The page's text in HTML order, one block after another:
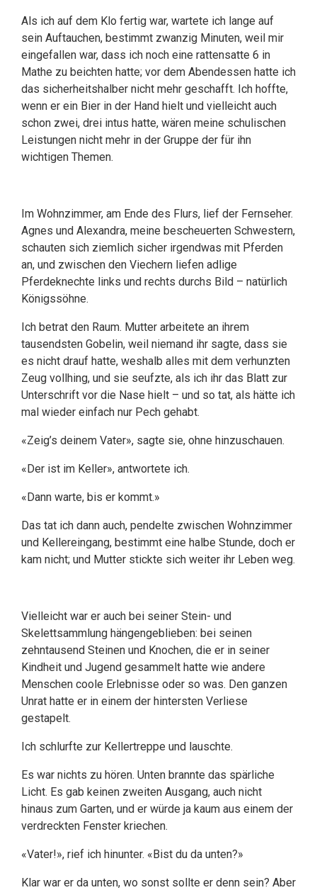
Als ich auf dem Klo fertig war, wartete ich lange auf
sein Auftauchen, bestimmt zwanzig Minuten, weil mir
eingefallen war, dass ich noch eine rattensatte 6 in
Mathe zu beichten hatte; vor dem Abendessen hatte ich
das sicherheitshalber nicht mehr geschafft. Ich hoffte,
wenn er ein Bier in der Hand hielt und vielleicht auch
schon zwei, drei intus hatte, wären meine schulischen
Leistungen nicht mehr in der Gruppe der für ihn
wichtigen Themen.
Im Wohnzimmer, am Ende des Flurs, lief der Fernseher.
Agnes und Alexandra, meine bescheuerten Schwestern,
schauten sich ziemlich sicher irgendwas mit Pferden
an, und zwischen den Viechern liefen adlige
Pferdeknechte links und rechts durchs Bild – natürlich
Königssöhne.
Ich betrat den Raum. Mutter arbeitete an ihrem
tausendsten Gobelin, weil niemand ihr sagte, dass sie
es nicht drauf hatte, weshalb alles mit dem verhunzten
Zeug vollhing, und sie seufzte, als ich ihr das Blatt zur
Unterschrift vor die Nase hielt – und so tat, als hätte ich
mal wieder einfach nur Pech gehabt.
«Zeig’s deinem Vater», sagte sie, ohne hinzuschauen.
«Der ist im Keller», antwortete ich.
«Dann warte, bis er kommt.»
Das tat ich dann auch, pendelte zwischen Wohnzimmer
und Kellereingang, bestimmt eine halbe Stunde, doch er
kam nicht; und Mutter stickte sich weiter ihr Leben weg.
Vielleicht war er auch bei seiner Stein- und
Skelettsammlung hängengeblieben: bei seinen
zehntausend Steinen und Knochen, die er in seiner
Kindheit und Jugend gesammelt hatte wie andere
Menschen coole Erlebnisse oder so was. Den ganzen
Unrat hatte er in einem der hintersten Verliese
gestapelt.
Ich schlurfte zur Kellertreppe und lauschte.
Es war nichts zu hören. Unten brannte das spärliche
Licht. Es gab keinen zweiten Ausgang, auch nicht
hinaus zum Garten, und er würde ja kaum aus einem der
verdreckten Fenster kriechen.
«Vater!», rief ich hinunter. «Bist du da unten?»
Klar war er da unten, wo sonst sollte er denn sein? Aber